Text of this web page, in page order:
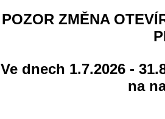
POZOR ZMĚNA
Ve dnech 1.7.2026 -
na